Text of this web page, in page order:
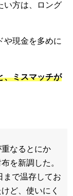
い方は、ロング
や現金を多めに
、ミスマッチが
なるとにか
を新調した。
まで温存してお
ど、使いにく